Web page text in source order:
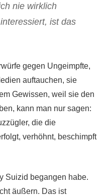
nie wirklich
ist das
gegen Ungeimpfte,
auftauchen, sie
Gewissen, weil sie den
kann man nur sagen:
die die
verhöhnt, beschimpft
Suizid begangen habe.
äußern. Das ist